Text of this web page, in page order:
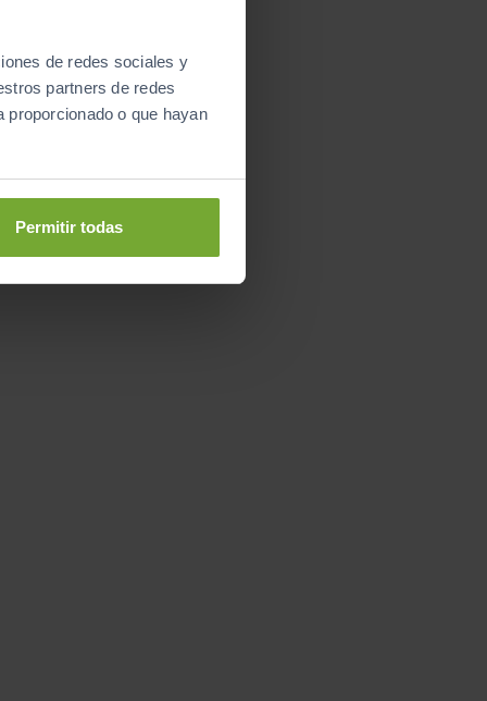
de redes sociales y
partners de redes
proporcionado o que hayan
Permitir todas